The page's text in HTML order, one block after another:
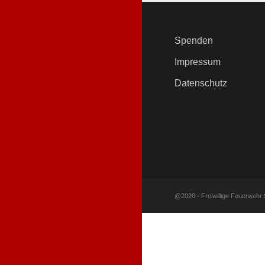
Spenden
Impressum
Datenschutz
.
@2020 - Freiwillige Feuerwehr